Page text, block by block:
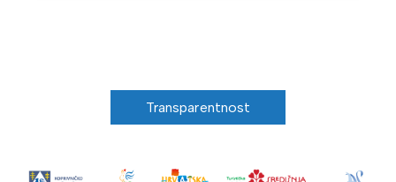
Transparentnost